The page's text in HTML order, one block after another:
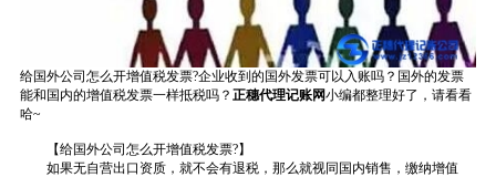
给国外公司怎么开增值税发票?企业收到的国外发票可以入账吗？国外的发票
能和国内的增值税发票一样抵税吗？ 正穗代理记账网小编都整理好了，请看看
哈~
【给国外公司怎么开增值税发票?】
如果无自营出口资质，就不会有退税，那么就视同国内销售，缴纳增值